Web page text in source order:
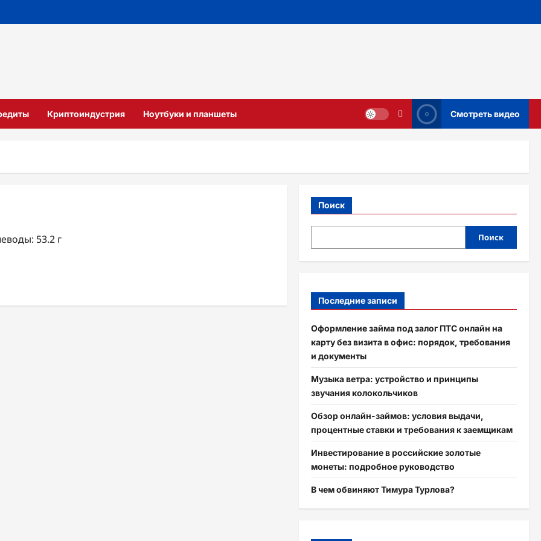
Криптоиндустрия Ноутбуки и планшеты Смотреть видео
53.2 г
Поиск
Поиск
Последние записи
Оформление займа под залог ПТС онлайн на
карту без визита в офис: порядок, требования
и документы
Музыка ветра: устройство и принципы
звучания колокольчиков
Обзор онлайн-займов: условия выдачи,
процентные ставки и требования к заемщикам
Инвестирование в российские золотые
монеты: подробное руководство
В чем обвиняют Тимура Турлова?